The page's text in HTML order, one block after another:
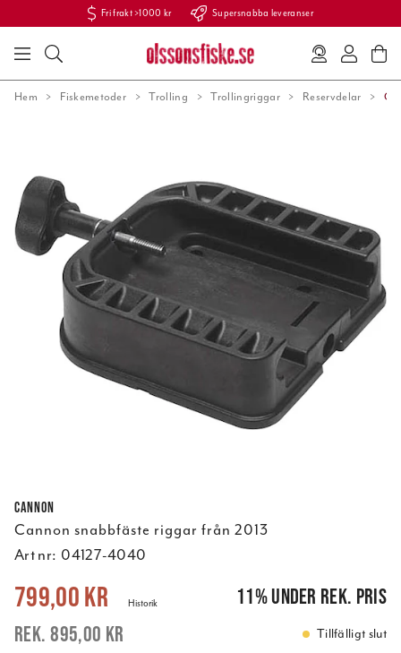
Fri frakt >1000 kr Supersnabba leveranser
Hem Fiskemetoder Trolling Trollingriggar Reservdelar
Cannon
Cannon snabbfäste riggar från 2013
Art nr: 04127-4040
Nuvarande pris:799,00 kr 895,00 kr
799,00 kr
895,00 kr
Historik 11%under rek. pris
Tillfälligt slut